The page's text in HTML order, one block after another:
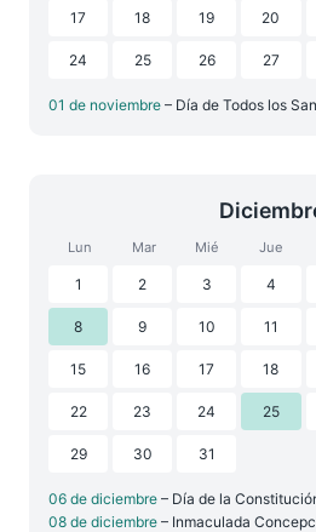
17 18 19 20
24 25 26 27
01 de noviembre – Día de Todos los
Lun Mar Mié Jue
1 2 3 4
8 9 10 11
15 16 17 18
22 23 24 25
29 30 31
06 de diciembre – Día de la
08 de diciembre – Inmaculada